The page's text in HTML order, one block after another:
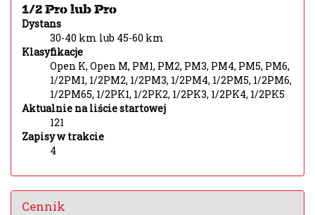
1/2 Pro lub Pro
Dystans
30-40 km lub 45-60 km
Klasyfikacje
Open K, Open M, PM1, PM2, PM3, PM4, PM5, PM6,
1/2PM1, 1/2PM2, 1/2PM3, 1/2PM4, 1/2PM5, 1/2PM6,
1/2PM65, 1/2PK1, 1/2PK2, 1/2PK3, 1/2PK4, 1/2PK5
Aktualnie na liście startowej
121
Zapisy w trakcie
4
Cennik